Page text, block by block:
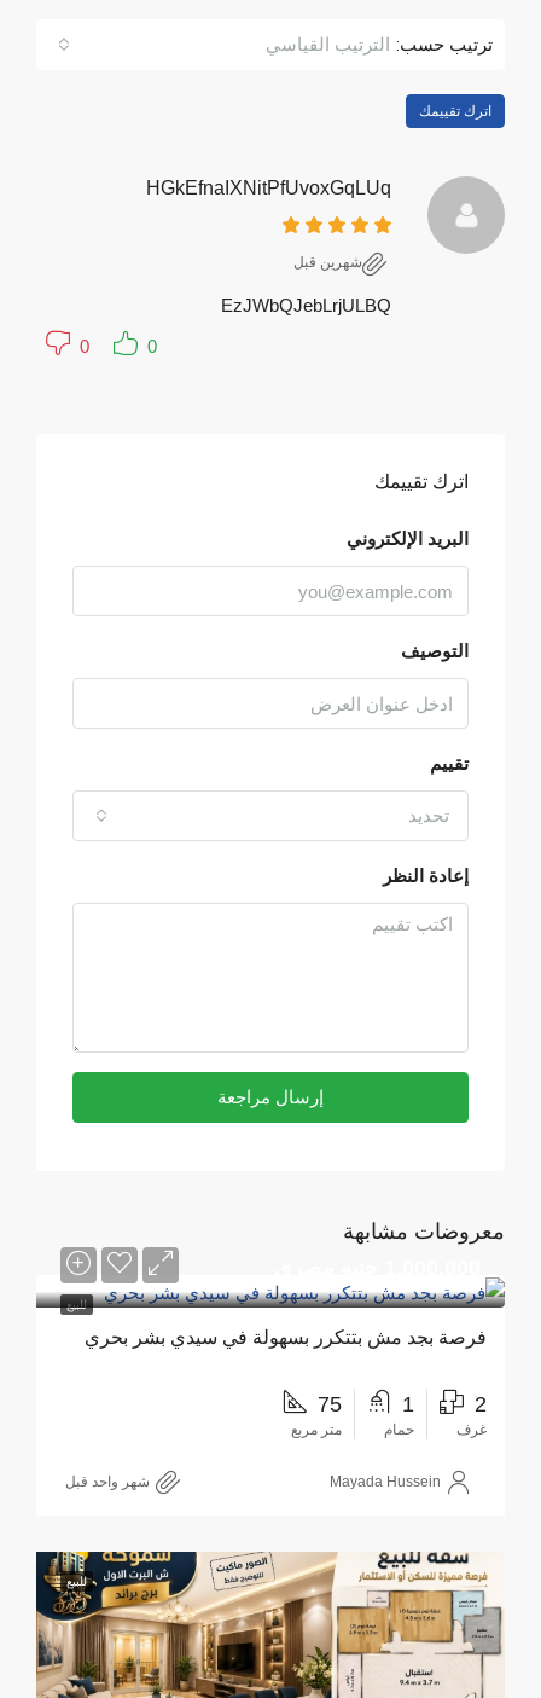
ترتيب حسب: الترتيب القياسي
اترك تقييمك
HGkEfnaIXNitPfUvoxGqLUq
‏شهرين قبل
EzJWbQJebLrjULBQ
0
0
اترك تقييمك
البريد الإلكتروني
التوصيف
تقييم
تحديد
إعادة النظر
إرسال مراجعة
معروضات مشابهة
للبيع
فرصة بجد مش بتتكرر بسهولة في سيدي بشر بحري
2
غرف
1
حمام
75
متر مربع
Mayada Hussein ‏شهر واحد قبل
للبيع